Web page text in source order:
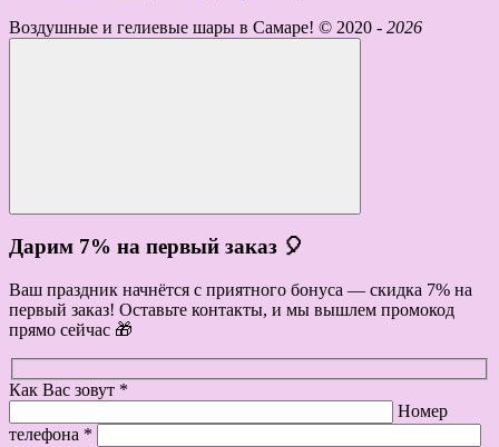
Воздушные и гелиевые шары в Самаре! © 2020 - 2026
Дарим 7% на первый заказ 🎈
Ваш праздник начнётся с приятного бонуса — скидка 7% на
первый заказ! Оставьте контакты, и мы вышлем промокод
прямо сейчас 🎁
Как Вас зовут *
Номер
телефона *